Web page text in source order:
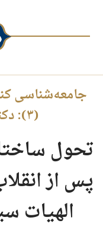
جامعه‌شناسی
(۳): دکتر حسین بادامچی:
تحول
پس از
الهیات